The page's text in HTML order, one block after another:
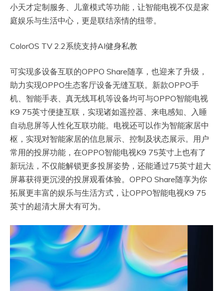
小天才定制服务、儿童模式等功能，让智能电视不仅是家
庭娱乐与生活中心，更是联结亲情的纽带。
ColorOS TV 2.2系统支持AI健身私教
可实现多设备互联的OPPO Share随享，也迎来了升级，
助力实现OPPO生态客厅设备无缝互联。新款OPPO手
机、智能手表、真无线耳机等设备均可与OPPO智能电视
K9 75英寸便捷互联，实现诸如遥控器、来电感知、入睡
自动息屏等人性化互联功能。电视还可以作为智能家居中
枢，实现对智能家居的信息展示、控制及状态展示。用户
常用的投屏功能，在OPPO智能电视K9 75英寸上也有了
新玩法，不仅能解锁更多投屏姿势，还能通过75英寸超大
屏幕获得更沉浸的投屏观看体验。OPPO Share随享为你
拓展更丰富的娱乐与生活方式，让OPPO智能电视K9 75
英寸的超清大屏大有可为。